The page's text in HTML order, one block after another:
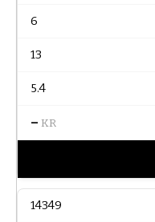
6
13
5.4
– KR
14349